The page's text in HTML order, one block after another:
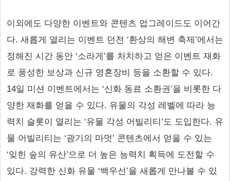
이외에도 다양한 이벤트와 콘텐츠 업그레이드도 이어간
다. 새롭게 열리는 이벤트 던전 ‘환상의 해변 축제’에서는
정해진 시간 동안 ‘소라게’를 처치하고 얻은 이벤트 재화
로 풍성한 보상과 신규 영혼장비 등을 소환할 수 있다.
14일 미션 이벤트에서는 ‘신화 동료 소환권’을 비롯한 다
양한 재화를 얻을 수 있다. 유물의 각성 레벨에 따라 능
력치 슬롯이 열리는 ‘유물 각성 어빌리티’도 도입한다. 유
물 어빌리티는 ‘광기의 마멋’ 콘텐츠에서 얻을 수 있는
‘잊힌 숲의 유산’으로 더 높은 능력치 획득에 도전할 수
있다. 강력한 신화 유물 ‘백우선’을 새롭게 만나볼 수 있